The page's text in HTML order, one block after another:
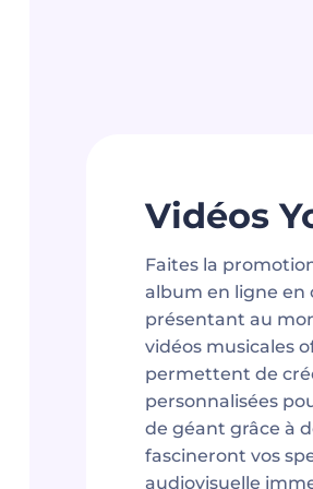
Vidéos
Faites la
album en ligne en
présentant au
vidéos musicales
permettent de
personnalisées
de géant grâce à
fascineront vos
audiovisuelle